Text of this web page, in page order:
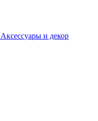
Аксессуары и декор